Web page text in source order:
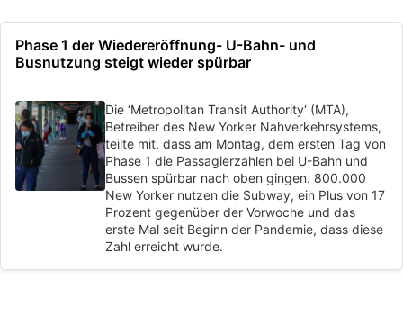
Phase 1 der Wiedereröffnung- U-Bahn- und
Busnutzung steigt wieder spürbar
Die ‘Metropolitan Transit Authority‘ (MTA),
Betreiber des New Yorker Nahverkehrsystems,
teilte mit, dass am Montag, dem ersten Tag von
Phase 1 die Passagierzahlen bei U-Bahn und
Bussen spürbar nach oben gingen. 800.000
New Yorker nutzen die Subway, ein Plus von 17
Prozent gegenüber der Vorwoche und das
erste Mal seit Beginn der Pandemie, dass diese
Zahl erreicht wurde.